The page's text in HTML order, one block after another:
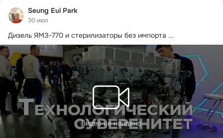
Seung Eui Park
30 июл
Дизель ЯМЗ-770 и стерилизаторы без импорта ...
Видео не найдено